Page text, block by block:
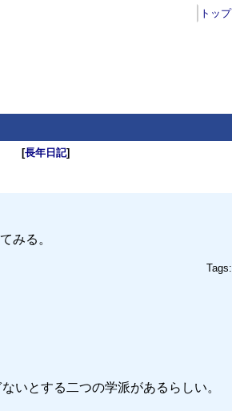
トップ
[長年日記]
みる。
Tags:
いとする二つの学派があるらしい。